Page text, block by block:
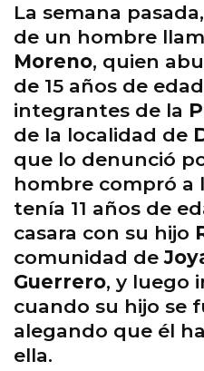
La semana
de un hombre
Moreno, quien
de 15 años de
integrantes de la
de la localidad de
que lo denunció
hombre compró a
tenía 11 años de
casara con su hijo
comunidad de
Guerrero, y luego
cuando su hijo se
alegando que él
ella.